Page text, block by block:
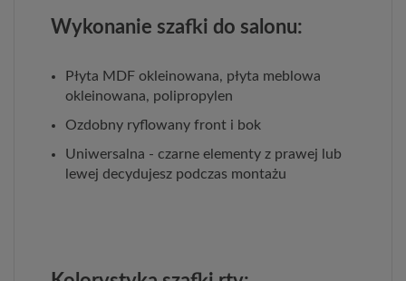
Wykonanie szafki do salonu:
Płyta MDF okleinowana, płyta meblowa
okleinowana, polipropylen
Ozdobny ryflowany front i bok
Uniwersalna - czarne elementy z prawej lub
lewej decydujesz podczas montażu